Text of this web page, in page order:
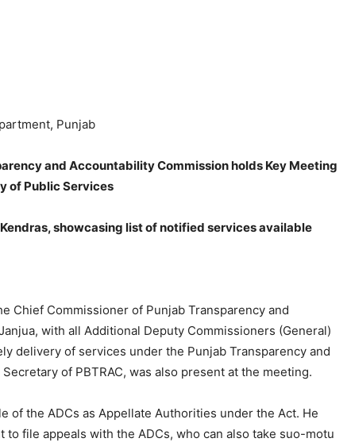
Punjab
and Accountability Commission holds Key Meeting
of Public Services
showcasing list of notified services available
Chief Commissioner of Punjab Transparency and
with all Additional Deputy Commissioners (General)
delivery of services under the Punjab Transparency and
of PBTRAC, was also present at the meeting.
of the ADCs as Appellate Authorities under the Act. He
file appeals with the ADCs, who can also take suo-motu